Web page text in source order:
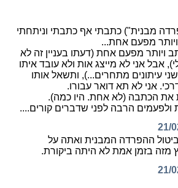
מבנית") כתבתי אף כתבתי וניתחתי
ויותר מפעם אחת...
ויותר מפעם אחת (דעתו בעניין זה לא
אבל אני לא מייצג אות ולא עובד איתו
עיתונים מתחרים...), ותשאל אותו
אני לא תא דואר עבורו.
הכתבה (לא אחת. היו כמה).
ולפעמים הרבה לפני שדברים קורים....
21/
ההפרדה המבנית ואתה על
מזה בזמן אמת לא היתה ביקורת.
21/